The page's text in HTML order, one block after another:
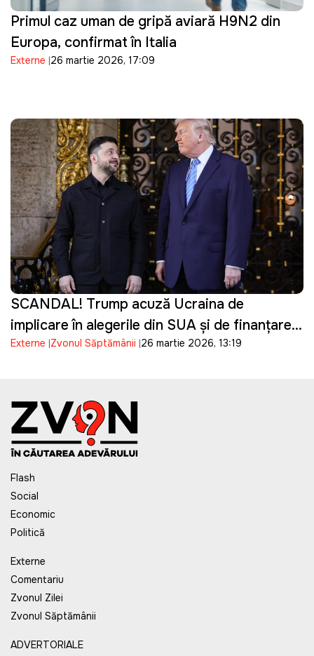
Primul caz uman de gripă aviară H9N2 din
Europa, confirmat în Italia
Externe 26 martie 2026, 17:09
SCANDAL! Trump acuză Ucraina de
implicare în alegerile din SUA și de finanțarea
campaniei lui Biden
Externe Zvonul Săptămânii 26 martie 2026, 13:19
Flash
Social
Economic
Politică
Externe
Comentariu
Zvonul Zilei
Zvonul Săptămânii
ADVERTORIALE